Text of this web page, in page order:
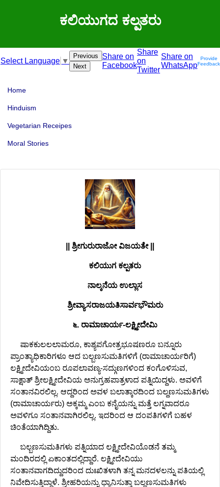
ಕಲಿಯುಗದ ಕಲ್ಪತರು
Select Language ▼
Previous
Next
Share on
Facebook
Share
on
Twitter
Share on
WhatsApp
Provide
Feedback
Home
Hinduism
Vegetarian Receipes
Moral Stories
|| ಶ್ರೀಗುರುರಾಜೋ ವಿಜಯತೇ ||
ಕಲಿಯುಗ ಕಲ್ಪತರು
ನಾಲ್ಕನೆಯ ಉಲ್ಲಾಸ
ಶ್ರೀವ್ಯಾಸರಾಜಯತಿಸಾರ್ವಭೌಮರು
೬. ರಾಮಾಚಾರ್ಯ-ಲಕ್ಷ್ಮೀದೇವಿು
ಷಾಕಕುಲಲಲಾಮರೂ, ಕಾಶ್ಯಪಗೋತ್ರಭೂಷಣರೂ ಬನ್ನೂರು
ಪ್ರಾಂತ್ಯಾಧಿಕಾರಿಗಳೂ ಆದ ಬಲ್ಬಣಸುಮತಿಗಳಿಗೆ (ರಾಮಾಚಾರ್ಯರಿಗೆ)
ಲಕ್ಷ್ಮೀದೇವಿಯಂಬ ರೂಪಲಾವಣ್ಯ-ಸದ್ಗುಣಗಳಿಂದ ಕಂಗೊಳಿಸುವ,
ಸಾಕ್ಷಾತ್ ಶ್ರೀಲಕ್ಷ್ಮೀದೇವಿಯ ಅನುಗ್ರಹಪಾತ್ರಳಾದ ಪತ್ನಿಯಿದ್ದಳು. ಅವಳಿಗೆ
ಸಂತಾನವಿರಲಿಲ್ಲ. ಆದ್ದರಿಂದ ಅವಳ ಬಲಾತ್ಕಾರದಿಂದ ಬಲ್ದಣಸುಮತಿಗಳು
(ರಾಮಾಚಾರ್ಯರು) ಅಕ್ಕಮ್ಮ ಎಂಬ ಕನೈಯನ್ನು ಮತ್ತೆ ಲಗ್ನವಾದರೂ
ಅವಳಿಗೂ ಸಂತಾನವಾಗಿರಲಿಲ್ಲ. ಇದರಿಂದ ಆ ದಂಪತಿಗಳಿಗೆ ಬಹಳ
ಚಿಂತೆಯಾಗಿದ್ದಿತು.
ಬಲ್ಬಣಸುಮತಿಗಳು ಪತ್ನಿಯಾದ ಲಕ್ಷ್ಮೀದೇವಿಯೊಡನೆ ತಮ್ಮ
ಮಂದಿರದಲ್ಲಿ ಏಕಾಂತದಲ್ಲಿದ್ದಾರೆ. ಲಕ್ಷ್ಮೀದೇವಿಯು
ಸಂತಾನವಾಗದಿದ್ದುದರಿಂದ ದುಃಖಿತಳಾಗಿ ತನ್ನ ಮನದಳಲನ್ನು ಪತಿಯಲ್ಲಿ
ನಿವೇದಿಸುತ್ತಿದ್ದಾಳೆ. ಶ್ರೀಹರಿಯನ್ನು ಧ್ಯಾನಿಸುತ್ತಾ ಬಲ್ಲಣಸುಮತಿಗಳು